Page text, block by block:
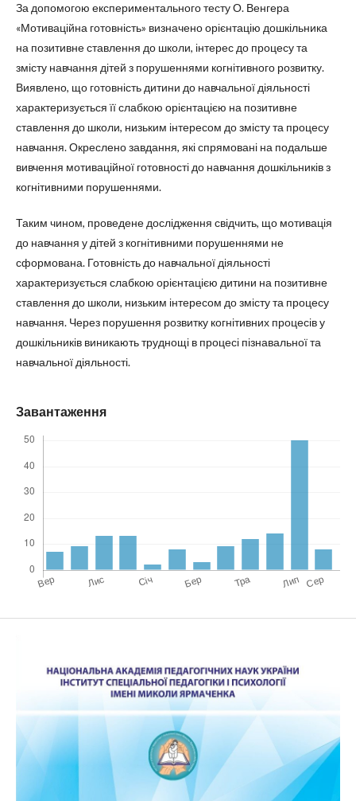
За допомогою експериментального тесту О. Венгера
«Мотиваційна готовність» визначено орієнтацію дошкільника
на позитивне ставлення до школи, інтерес до процесу та
змісту навчання дітей з порушеннями когнітивного розвитку.
Виявлено, що готовність дитини до навчальної діяльності
характеризується її слабкою орієнтацією на позитивне
ставлення до школи, низьким інтересом до змісту та процесу
навчання. Окреслено завдання, які спрямовані на подальше
вивчення мотиваційної готовності до навчання дошкільників з
когнітивними порушеннями.
Таким чином, проведене дослідження свідчить, що мотивація
до навчання у дітей з когнітивними порушеннями не
сформована. Готовність до навчальної діяльності
характеризується слабкою орієнтацією дитини на позитивне
ставлення до школи, низьким інтересом до змісту та процесу
навчання. Через порушення розвитку когнітивних процесів у
дошкільників виникають труднощі в процесі пізнавальної та
навчальної діяльності.
Завантаження